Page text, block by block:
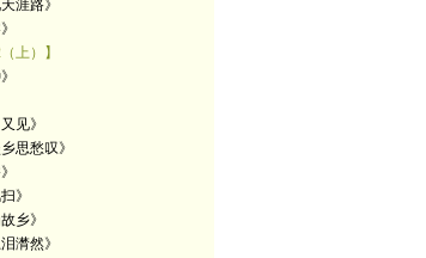
涯路》
上）】
见》
思愁叹》
》
乡》
潸然》